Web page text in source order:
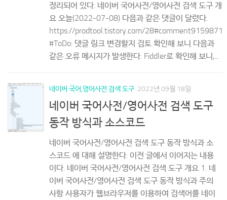
정리되어 있다. 네이버 국어사전/영어사전 검색 도구 개
요 오늘(2022-07-08) 다음과 같은 댓글이 달렸다.
https://prodtool.tistory.com/28#comment9159871
#ToDo: 댓글 링크 변경할지 검토 확인해 보니 다음과
같은 오류 메시지가 발생한다. Fiddler로 확인해 보니,...
네이버 국어,영어사전 검색 도구 2022년 09월 18일
네이버 국어사전/영어사전 검색 도구
동작 방식과 소스코드
네이버 국어사전/영어사전 검색 도구 동작 방식과 소
스코드 에 대해 설명한다. 이전 글에서 이어지는 내용
이다. 네이버 국어사전/영어사전 검색 도구 개요 1. 네
이버 국어사전/영어사전 검색 도구 동작 방식과 주의
사항 사용자가 웹브라우저를 이용하여 검색어를 네이